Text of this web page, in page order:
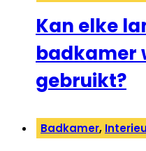
Kan elke
badkamer
gebruikt?
Badkamer,